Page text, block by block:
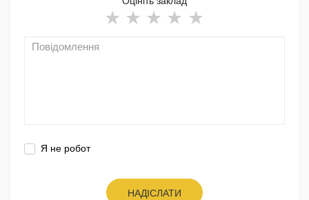
Я не робот
НАДІСЛАТИ